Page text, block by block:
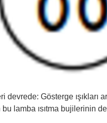
devrede: Gösterge ışıkları
bu lamba ısıtma bujilerinin